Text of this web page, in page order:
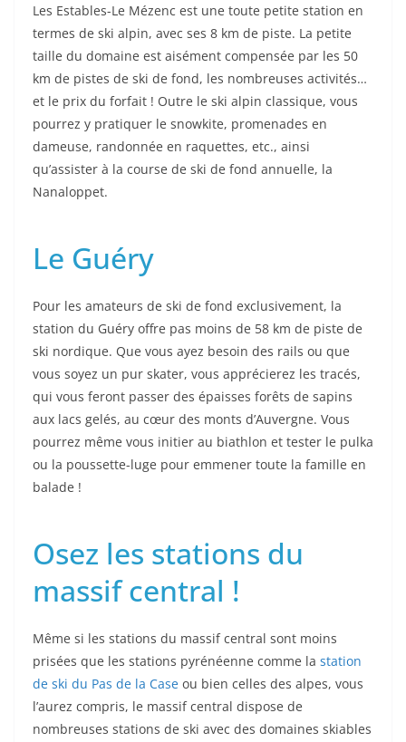
Les Estables-Le Mézenc est une toute petite station en
termes de ski alpin, avec ses 8 km de piste. La petite
taille du domaine est aisément compensée par les 50
km de pistes de ski de fond, les nombreuses activités…
et le prix du forfait ! Outre le ski alpin classique, vous
pourrez y pratiquer le snowkite, promenades en
dameuse, randonnée en raquettes, etc., ainsi
qu’assister à la course de ski de fond annuelle, la
Nanaloppet.
Le Guéry
Pour les amateurs de ski de fond exclusivement, la
station du Guéry offre pas moins de 58 km de piste de
ski nordique. Que vous ayez besoin des rails ou que
vous soyez un pur skater, vous apprécierez les tracés,
qui vous feront passer des épaisses forêts de sapins
aux lacs gelés, au cœur des monts d’Auvergne. Vous
pourrez même vous initier au biathlon et tester le pulka
ou la poussette-luge pour emmener toute la famille en
balade !
Osez les stations du
massif central !
Même si les stations du massif central sont moins
prisées que les stations pyrénéenne comme la station
de ski du Pas de la Case ou bien celles des alpes, vous
l’aurez compris, le massif central dispose de
nombreuses stations de ski avec des domaines skiables